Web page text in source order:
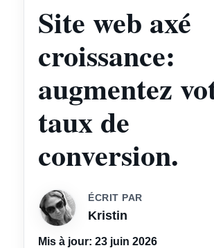
Site web axé
croissance:
augmentez
taux de
conversion.
ÉCRIT PAR
Kristin
Mis à jour: 23 juin 2026